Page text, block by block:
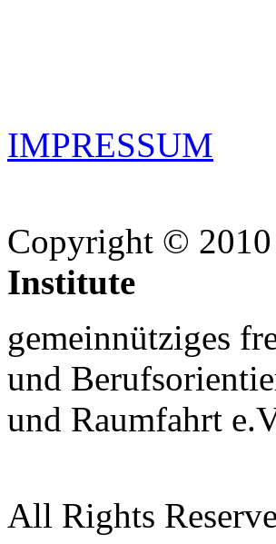
IMPRESSUM
Copyright © 2010
Institute
gemeinnütziges
und
und Raumfahrt
All Rights